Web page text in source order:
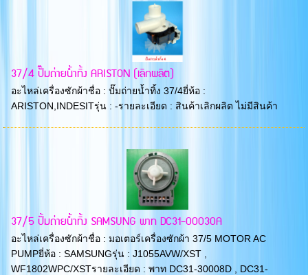
37/4 ปั๊มถ่ายน้ำทิ้ง ARISTON (เลิกผลิต)
อะไหล่เครื่องซักผ้าชื่อ : ปั๊มถ่ายน้ำทิ้ง 37/4ยี่ห้อ :
ARISTON,INDESITรุ่น : -รายละเอียด : สินค้าเลิกผลิต ไม่มีสินค้า
37/5 ปั้มถ่ายน้ำทิ้ง SAMSUNG พาท DC31-00030A
อะไหล่เครื่องซักผ้าชื่อ : มอเตอร์เครื่องซักผ้า 37/5 MOTOR AC
PUMPยี่ห้อ : SAMSUNGรุ่น : J1055AVW/XST ,
WF1802WPC/XSTรายละเอียด : พาท DC31-30008D , DC31-